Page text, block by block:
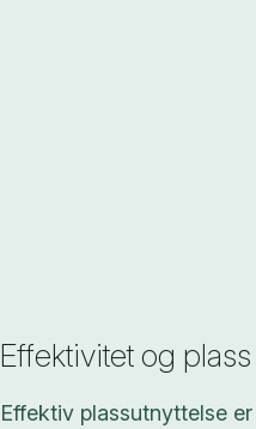
Effektivitet og plass
Effektiv plassutnyttelse